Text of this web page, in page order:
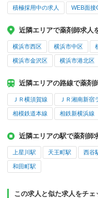
積極採用中の求人 WEB面接
近隣エリアで薬剤師求人
横浜市西区 横浜市中区
横浜市金沢区 横浜市港北区
近隣エリアの路線で薬剤
ＪＲ横須賀線 ＪＲ湘南新宿
相模鉄道本線 相鉄新横浜線
近隣エリアの駅で薬剤師
上星川駅 天王町駅 西谷
和田町駅
この求人と似た求人をチェ